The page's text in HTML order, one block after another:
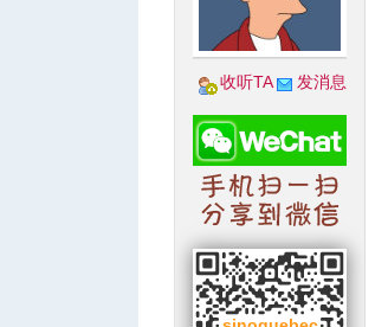
收听TA 发消息